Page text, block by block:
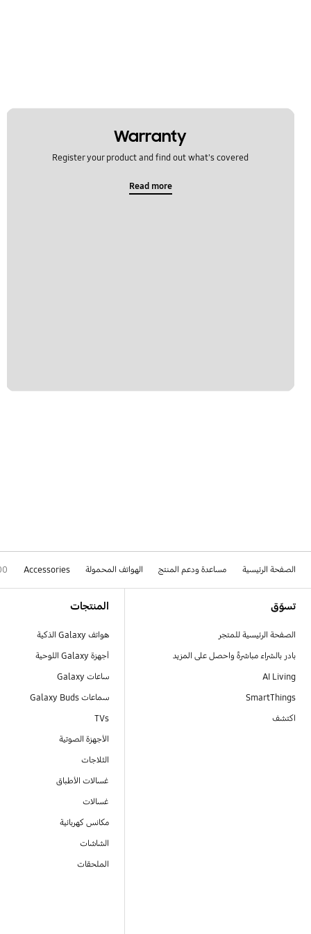
Warranty
Register your product and find out what's covered
Read more
الصفحة الرئيسية مساعدة ودعم المنتج الهواتف المحمولة Accessories
تسوّق
الصفحة الرئيسية للمتجر
بادر بالشراء مباشرةً واحصل على المزيد
AI Living
SmartThings
اكتشف
المنتجات
هواتف Galaxy الذكية
أجهزة Galaxy اللوحية
ساعات Galaxy
سماعات Galaxy Buds
TVs
الأجهزة الصوتية
الثلاجات
غسالات الأطباق
غسالات
مكانس كهربائية
الشاشات
الملحقات